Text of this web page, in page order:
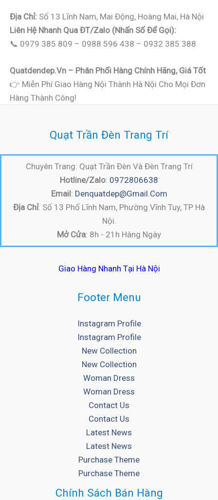
Địa Chỉ: Số 13 Lĩnh Nam, Mai Động, Hoàng Mai, Hà Nội
Liên Hệ Nhanh Qua ĐT/Zalo (nhấn Số Để Gọi):
📞 0979 385 809 – 0988 596 438 – 0932 385 388
Quatdendep.vn – Phân Phối Hàng Chính Hãng, Giá Tốt
👉 Miễn Phí Giao Hàng Nội Thành Hà Nội Cho Mọi Đơn
Hàng Thành Công!
Quạt Trần Đèn Trang Trí
Chuyên Trang: Quạt Trần Đèn Và Đèn Trang Trí
Hotline/Zalo: 0972806638
Email: Denquatdep@gmail.com
Địa Chỉ: Số 13 Phố Lĩnh Nam, Phường Vĩnh Tuy, TP Hà
Nội.
Mở Cửa: 8h - 21h Hàng Ngày
Giao Hàng Nhanh Tại Hà Nội
Footer Menu
Instagram Profile
Instagram Profile
New Collection
New Collection
Woman Dress
Woman Dress
Contact Us
Contact Us
Latest News
Latest News
Purchase Theme
Purchase Theme
Chính Sách Bán Hàng